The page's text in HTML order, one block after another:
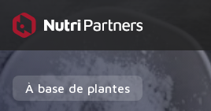
À base de plantes